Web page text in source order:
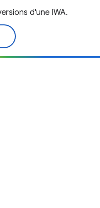
d'une IWA.